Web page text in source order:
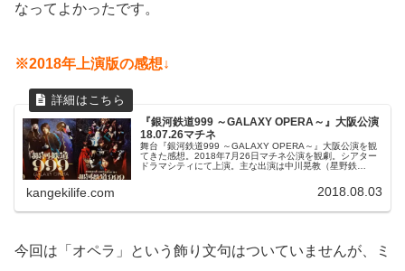
なってよかったです。
※2018年上演版の感想↓
『銀河鉄道999 ～GALAXY OPERA～』大阪公演
18.07.26マチネ
舞台『銀河鉄道999 ～GALAXY OPERA～』大阪公演を観
てきた感想。2018年7月26日マチネ公演を観劇。シアター
ドラマシティにて上演。主な出演は中川晃教（星野鉄
稀かなめ（エメラルダス）・入野自由（トチロー）
kangekilife.com 2018.08.03
今回は「オペラ」という飾り文句はついていませんが、ミ